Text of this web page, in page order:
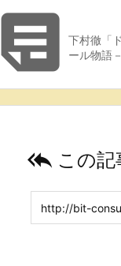
下村徹「
ール物語－
 この